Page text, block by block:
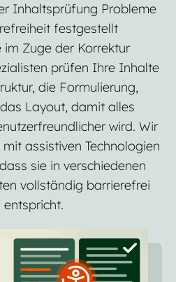
Inhaltsprüfung Probleme
festgestellt
im Zuge der Korrektur
prüfen Ihre Inhalte
die Formulierung,
Layout, damit alles
wird. Wir
assistiven Technologien
sie in verschiedenen
vollständig barrierefrei